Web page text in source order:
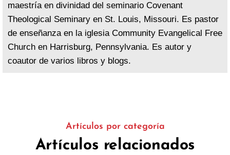
maestría en divinidad del seminario Covenant
Theological Seminary en St. Louis, Missouri. Es pastor
de enseñanza en la iglesia Community Evangelical Free
Church en Harrisburg, Pennsylvania. Es autor y
coautor de varios libros y blogs.
Artículos por categoría
Artículos relacionados